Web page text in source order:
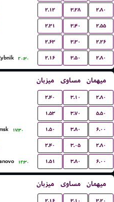
۲.۱۲ ۳.۲۸ ۲.۸۰
۲.۳۱ ۳.۴۰ ۲.۵۵
۲.۶۳ ۳.۳۰ ۲.۲۶
۲۰:۳۰ ۲.۱۶ ۳.۵۰ ۲.۸۰
میزبان مساوی میهمان
۲.۴۰ ۳.۱۰ ۲.۸۰
۱.۵۳ ۳.۷۰ ۵.۵۰
۱۷:۳۰ ۱.۵۰ ۳.۸۰ ۶.۰۰
۲.۴۰ ۳.۰۵ ۲.۸۰
۱۲:۳۰ ۱.۵۱ ۳.۸۰ ۶.۰۰
میزبان مساوی میهمان